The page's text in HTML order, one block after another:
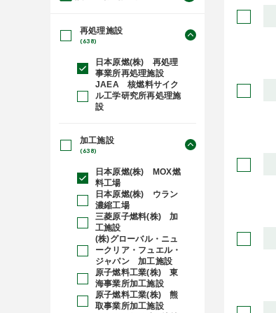
再処理施設
(638)
日本原燃(株) 再処理
事業所再処理施設
JAEA 核燃料サイク
ル工学研究所再処理施
設
加工施設
(638)
日本原燃(株) MOX燃
料工場
日本原燃(株) ウラン
濃縮工場
三菱原子燃料(株) 加
工施設
(株)グローバル・ニュ
ークリア・フュエル・
ジャパン 加工施設
原子燃料工業(株) 東
海事業所加工施設
原子燃料工業(株) 熊
取事業所加工施設